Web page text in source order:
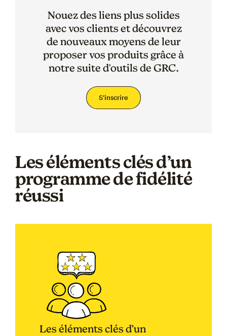
Nouez des liens plus solides
avec vos clients et découvrez
de nouveaux moyens de leur
proposer vos produits grâce à
notre suite d'outils de GRC.
S'inscrire
Les éléments clés d’un
programme de fidélité
réussi
Les éléments clés d’un